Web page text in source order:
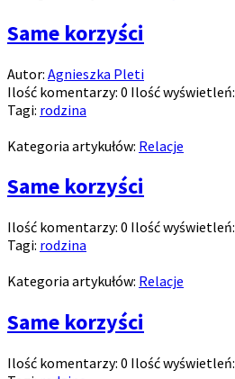
Same korzyści
Autor: Agnieszka Pleti
Ilość komentarzy: 0 Ilość wyświetleń:
Tagi: rodzina
Kategoria artykułów: Relacje
Same korzyści
Ilość komentarzy: 0 Ilość wyświetleń:
Tagi: rodzina
Kategoria artykułów: Relacje
Same korzyści
Ilość komentarzy: 0 Ilość wyświetleń: